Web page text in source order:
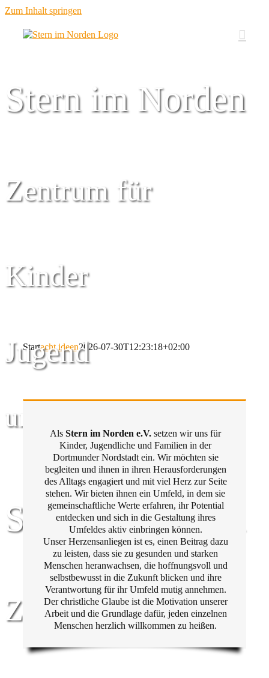
Zum Inhalt springen
Stern im Norden
Zentrum für
Kinder
Jugend
und Familie
Stern im Norden
Zentrum für
Startacht ideen2026-07-30T12:23:18+02:00
Als Stern im Norden e.V. setzen wir uns für
Kinder, Jugendliche und Familien in der
Dortmunder Nordstadt ein. Wir möchten sie
begleiten und ihnen in ihren Herausforderungen
des Alltags engagiert und mit viel Herz zur Seite
stehen. Wir bieten ihnen ein Umfeld, in dem sie
gemeinschaftliche Werte erfahren, ihr Potential
entdecken und sich in die Gestaltung ihres
Umfeldes aktiv einbringen können.
Unser Herzensanliegen ist es, einen Beitrag dazu
zu leisten, dass sie zu gesunden und starken
Menschen heranwachsen, die hoffnungsvoll und
selbstbewusst in die Zukunft blicken und ihre
Verantwortung für ihr Umfeld mutig annehmen.
Der christliche Glaube ist die Motivation unserer
Arbeit und die Grundlage dafür, jeden einzelnen
Menschen herzlich willkommen zu heißen.